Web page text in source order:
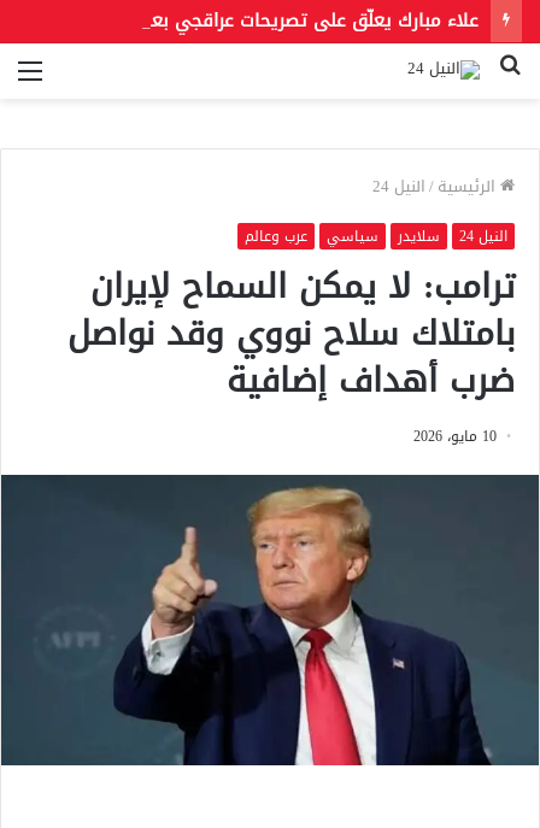
بحث
الرئيسية/النيل 24
النيل 24 سلايدر سياسي عرب وعالم
ترامب: لا يمكن السماح لإيران
بامتلاك سلاح نووي وقد نواصل
ضرب أهداف إضافية
10 مايو، 2026